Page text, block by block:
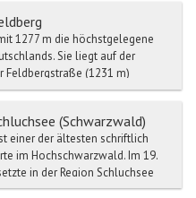
1277 m die höchstgelegene
Sie liegt auf der
Feldbergstraße (1231 m)
Wiesental im...
(Schwarzwald)
einer der ältesten schriftlich
im Hochschwarzwald. Im 19.
in der Region Schluchsee